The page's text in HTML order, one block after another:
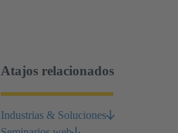
Atajos relacionados
Industrias & Soluciones